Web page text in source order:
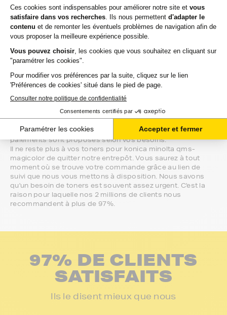
Si vous avez la moindre question sur la
compatibilité de votre produit avec votre
imprimante konica minolta qms-magicolor,
nous sommes à votre écoute.
Notre équipe de conseillers saura vous accompagner sur le
meilleur choix ou sur l'installation de vos toners. Ils sont
disponibles soit par message au sein de votre espace client
ou directement par téléphone.
Une fois votre choix effectué, votre paiement est effectué
de manière complètement sécurisée. Plusieurs moyens de
paiements sont proposés selon vos besoins.
Il ne reste plus à vos toners pour konica minolta qms-
magicolor de quitter notre entrepôt. Vous saurez à tout
moment où se trouve votre commande grâce au lien de
suivi que nous vous mettons à disposition. Nous savons
qu'un besoin de toners est souvent assez urgent. C'est la
raison pour laquelle nos 2 millions de clients nous
recommandent à plus de 97%.
97% DE CLIENTS
SATISFAITS
Ils le disent mieux que nous